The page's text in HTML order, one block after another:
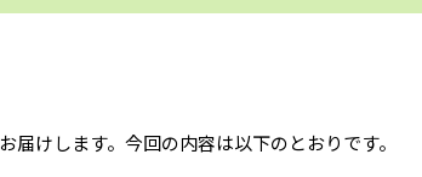
届けします。今回の内容は以下のとおりです。